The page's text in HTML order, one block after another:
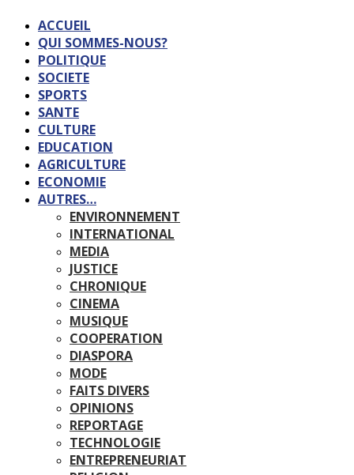
ACCUEIL
QUI SOMMES-NOUS?
POLITIQUE
SOCIETE
SPORTS
SANTE
CULTURE
EDUCATION
AGRICULTURE
ECONOMIE
AUTRES…
ENVIRONNEMENT
INTERNATIONAL
MEDIA
JUSTICE
CHRONIQUE
CINEMA
MUSIQUE
COOPERATION
DIASPORA
MODE
FAITS DIVERS
OPINIONS
REPORTAGE
TECHNOLOGIE
ENTREPRENEURIAT